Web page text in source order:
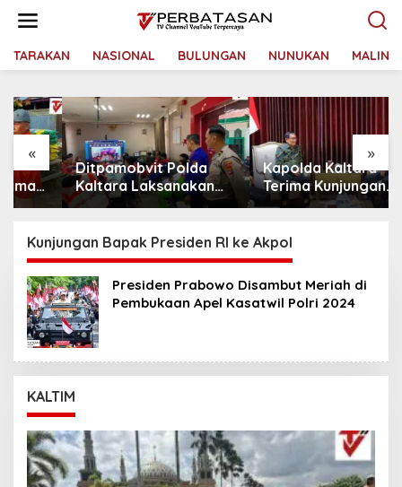
t
TARAKAN NASIONAL BULUNGAN NUNUKAN
« »
Ditpamobvit Polda
Kaltara Laksanakan
Risk Assessment di
Kapolda Kaltara
Terima Kunjungan
Silaturahmi Jajaran
Kaltara
Kunjungan Bapak Presiden RI ke Akpol
Presiden Prabowo Disambut Meriah di
Pembukaan Apel Kasatwil Polri 2024
KALTIM